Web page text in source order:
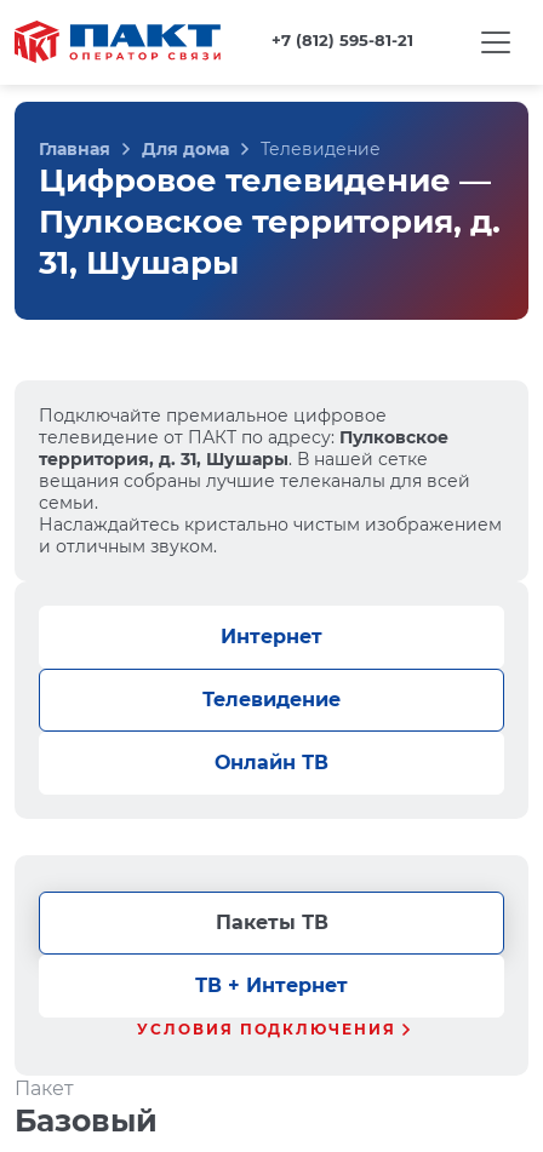
+7 (812) 595-81-21
Главная Для дома Телевидение
Цифровое телевидение —
Пулковское территория, д.
31, Шушары
Подключайте премиальное цифровое
телевидение от ПАКТ по адресу: Пулковское
территория, д. 31, Шушары. В нашей сетке
вещания собраны лучшие телеканалы для всей
семьи.
Наслаждайтесь кристально чистым изображением
и отличным звуком.
Интернет
Телевидение
Онлайн ТВ
Пакеты ТВ
ТВ + Интернет
УСЛОВИЯ ПОДКЛЮЧЕНИЯ
Пакет
Базовый